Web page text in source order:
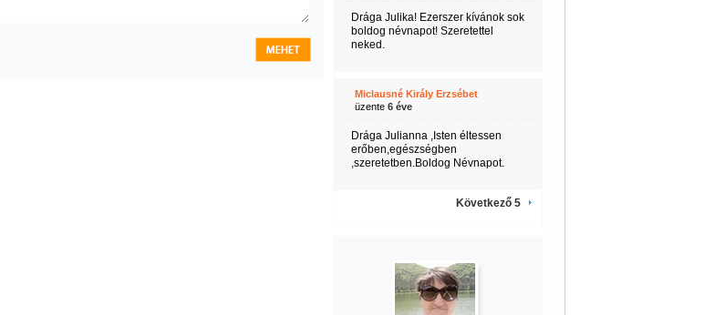
Drága Julika! Ezerszer kívánok sok
boldog névnapot! Szeretettel
neked.
Miclausné Király Erzsébet
üzente 6 éve
Drága Julianna ,Isten éltessen
erőben,egészségben
,szeretetben.Boldog Névnapot.
Következő 5